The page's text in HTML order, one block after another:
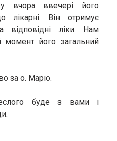
вчора ввечері його
лікарні. Він отримує
відповідні ліки. Нам
його загальний
за о. Маріо.
буде з вами і